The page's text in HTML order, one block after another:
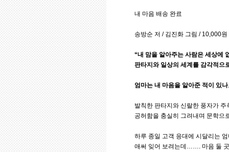
내 마음 배송 완료
송방순 저 / 김진화 그림 / 10,000원
“내 맘을 알아주는 사람은 세상에
판타지와 일상의 세계를 감각적으
엄마는 내 마음을 알아준 적이 있
발칙한 판타지와 신랄한 풍자가
공허함을 충실히 그려내며 문학으
하루 종일 고객 응대에 시달리는
애써 잊어 보려는데……. 마음 둘